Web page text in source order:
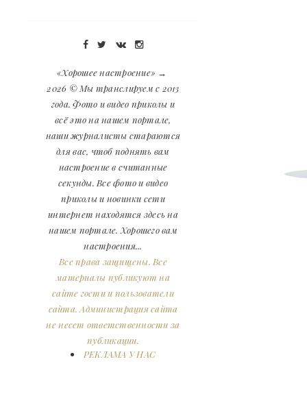
«Хорошее настроение» →
2026 © Мы транслируем с 2013
года. Фото и видео приколы и
всё это на нашем портале,
наши журналисты стараются
для вас, чтоб поднять вам
настроение в считанные
секунды. Все фото и видео
приколы и новинки сети
интернет находятся здесь на
нашем портале. Хорошего вам
настроения...
Все права защищены. Все
материалы публикуют на
сайте гости и пользователи
сайта. Администрация сайта
не несет ответственности за
публикации.
РЕКЛАМА У НАС